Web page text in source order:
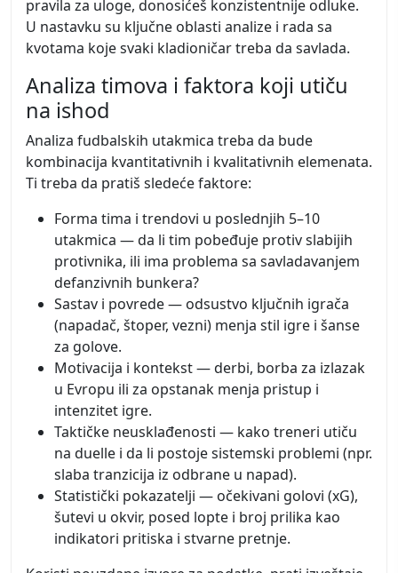
pravila za uloge, donosićeš konzistentnije odluke.
U nastavku su ključne oblasti analize i rada sa
kvotama koje svaki kladioničar treba da savlada.
Analiza timova i faktora koji utiču
na ishod
Analiza fudbalskih utakmica treba da bude
kombinacija kvantitativnih i kvalitativnih elemenata.
Ti treba da pratiš sledeće faktore:
Forma tima i trendovi u poslednjih 5–10
utakmica — da li tim pobeđuje protiv slabijih
protivnika, ili ima problema sa savladavanjem
defanzivnih bunkera?
Sastav i povrede — odsustvo ključnih igrača
(napadač, štoper, vezni) menja stil igre i šanse
za golove.
Motivacija i kontekst — derbi, borba za izlazak
u Evropu ili za opstanak menja pristup i
intenzitet igre.
Taktičke neusklađenosti — kako treneri utiču
na duelle i da li postoje sistemski problemi (npr.
slaba tranzicija iz odbrane u napad).
Statistički pokazatelji — očekivani golovi (xG),
šutevi u okvir, posed lopte i broj prilika kao
indikatori pritiska i stvarne pretnje.